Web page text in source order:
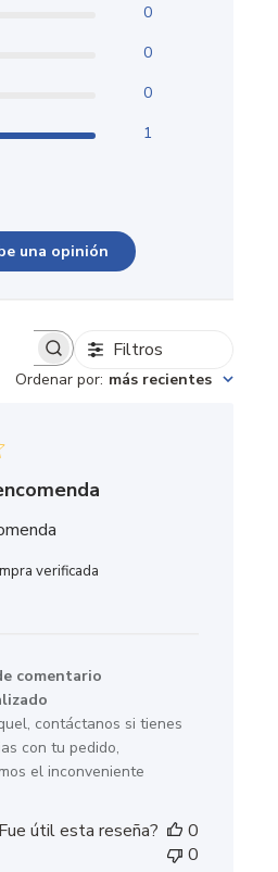
0
0
0
1
una opinión
opiniones Filtros
Ordenar por: más recientes
verificada
del
propietario
de
la
tienda
reseña
comentario
contáctanos si tienes
con tu pedido,
el inconveniente
útil esta reseña?
0
0